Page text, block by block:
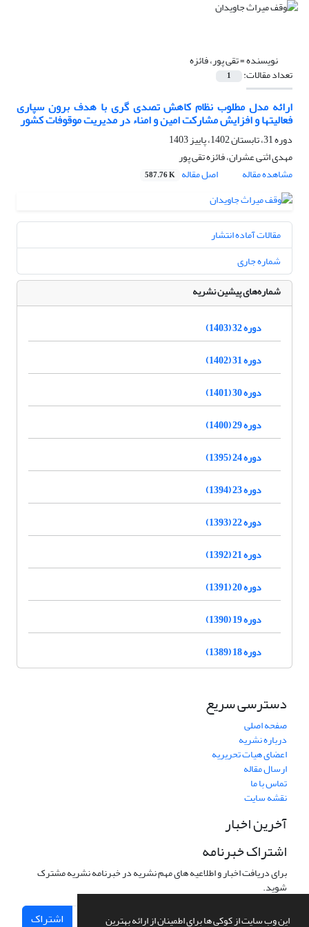
این وب سایت از کوکی ها برای اطمینان از ارائه بهترین
نویسنده =تقی پور، فائزه
تعداد مقالات: 1
ارائه مدل مطلوب نظام کاهش تصدی گری با هدف برون سپاری
فعالیتها و افزایش مشارکت امین و امناء در مدیریت موقوفات کشور
دوره 31، تابستان 1402، پاییز 1403
مهدی اثنی عشران، فائزه تقی پور
مشاهده مقاله
اصل مقاله 587.76 K
مقالات آماده انتشار
شماره جاری
شماره‌های پیشین نشریه
دوره 32 (1403)
دوره 31 (1402)
دوره 30 (1401)
دوره 29 (1400)
دوره 24 (1395)
دوره 23 (1394)
دوره 22 (1393)
دوره 21 (1392)
دوره 20 (1391)
دوره 19 (1390)
دوره 18 (1389)
دسترسی سریع
صفحه اصلی
درباره نشریه
اعضای هیات تحریریه
ارسال مقاله
تماس با ما
نقشه سایت
آخرین اخبار
اشتراک خبرنامه
برای دریافت اخبار و اطلاعیه های مهم نشریه در خبرنامه نشریه مشترک
شوید.
اشتراک